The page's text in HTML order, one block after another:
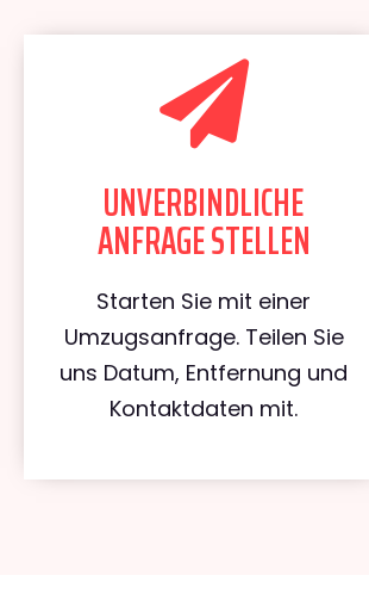
UNVERBINDLICHE
ANFRAGE STELLEN
Starten Sie mit einer
Umzugsanfrage. Teilen Sie
uns Datum, Entfernung und
Kontaktdaten mit.